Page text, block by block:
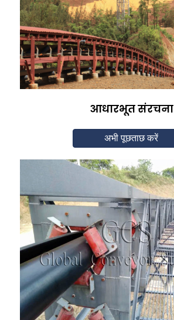
आधारभूत संरचना
अभी पूछताछ करें